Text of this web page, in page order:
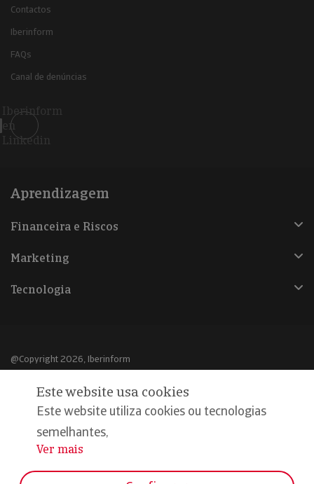
Contactos
Iberinform
FAQs
Canal de denúncias
Iberinform
en
Linkedin
Aprendizagem
Financeira e Riscos
Marketing
Tecnologia
@Copyright 2026, Iberinform
Aviso legal
Política de cookies
Declaração de privacidade
Este website usa cookies
Este website utiliza cookies ou tecnologias
semelhantes,
...
Ver mais